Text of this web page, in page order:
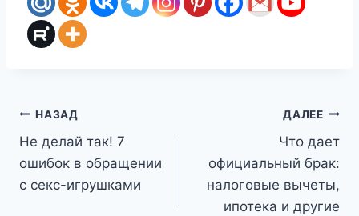
Навигация
по
записям
НАЗАД
Не делай так! 7
ошибок в обращении
с секс-игрушками
ДАЛЕЕ
Что дает
официальный брак:
налоговые вычеты,
ипотека и другие